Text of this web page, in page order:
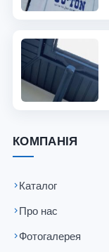
КОМПАНІЯ
Каталог
Про нас
Фотогалерея